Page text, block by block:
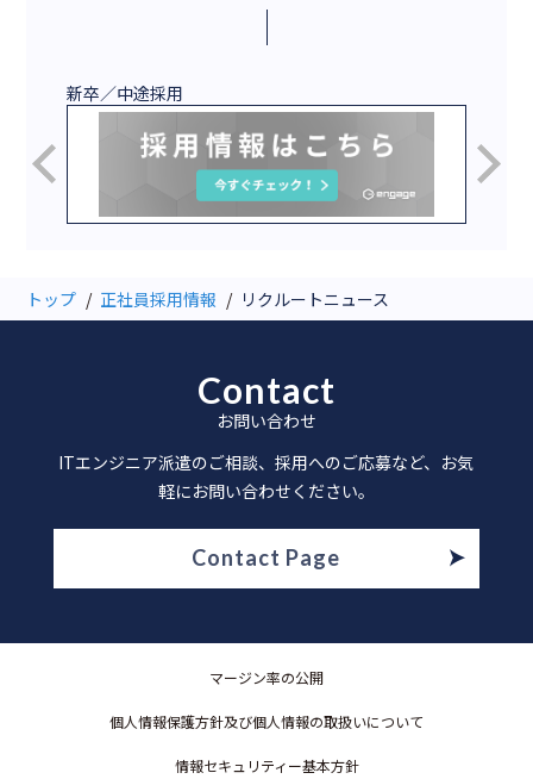
新卒／中途採用
トップ 正社員採用情報 リクルートニュース
Contact
お問い合わせ
ITエンジニア派遣のご相談、採用へのご応募など、お気
軽にお問い合わせください。
Contact Page
マージン率の公開
個人情報保護方針及び個人情報の取扱いについて
情報セキュリティー基本方針